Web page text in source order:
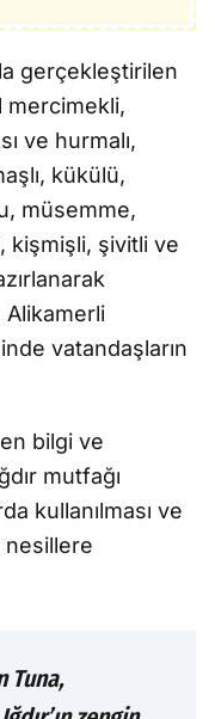
gerçekleştirilen
mercimekli,
ve hurmalı,
kükülü,
müsemme,
kişmişli, şivitli ve
Alikamerli
vatandaşların
bilgi ve
mutfağı
kullanılması ve
nesillere
Tuna,